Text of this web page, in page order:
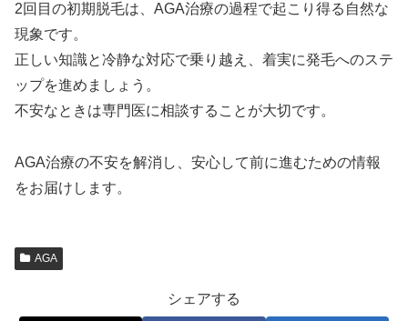
2回目の初期脱毛は、AGA治療の過程で起こり得る自然な
現象です。
正しい知識と冷静な対応で乗り越え、着実に発毛へのステ
ップを進めましょう。
不安なときは専門医に相談することが大切です。
AGA治療の不安を解消し、安心して前に進むための情報
をお届けします。
AGA
シェアする